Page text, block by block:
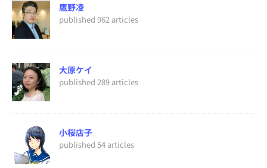
鷹野凌
published 962 articles
大原ケイ
published 289 articles
小桜店子
published 54 articles